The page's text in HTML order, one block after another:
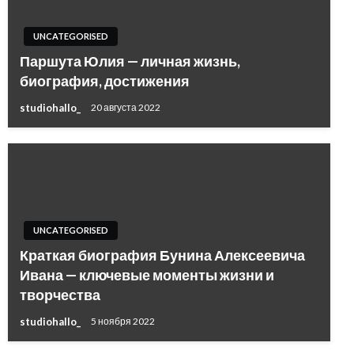
UNCATEGORISED
Паршута Юлия — личная жизнь,
биография, достижения
studiohallo_ 20 августа 2022
UNCATEGORISED
Краткая биография Бунина Алексеевича
Ивана — ключевые моменты жизни и
творчества
studiohallo_ 5 ноября 2022